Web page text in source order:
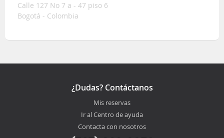
Calle 127 No 7 a - 47 piso 6
Bogotá - Colombia
¿Dudas? Contáctanos
Mis reservas
Ir al Centro de ayuda
Contacta con nosotros